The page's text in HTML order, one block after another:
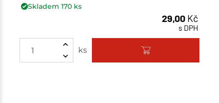
Skladem 170ks
29,00 Kč
s DPH
ks Množství